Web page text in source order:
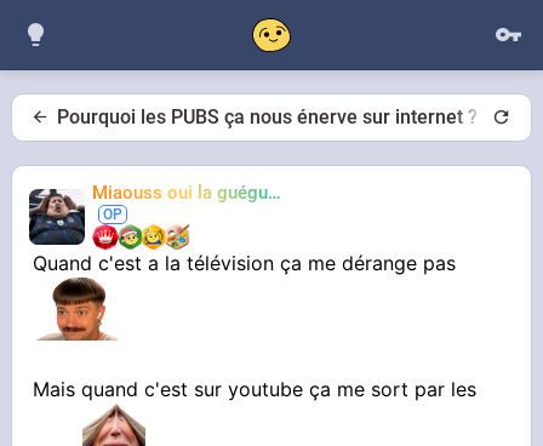
Pourquoi les PUBS ça nous énerve sur internet ?
Miaouss oui la guéguérre
Quand c'est a la télévision ça me dérange pas
Mais quand c'est sur youtube ça me sort par les